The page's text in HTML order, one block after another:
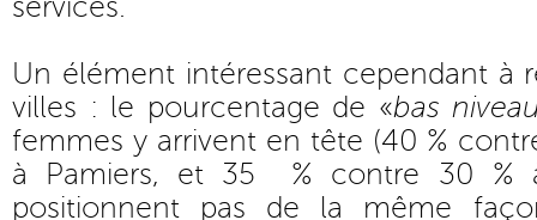
services.
Un élément intéressant cependant à
villes : le pourcentage de «bas
femmes y arrivent en tête (40 %
à Pamiers, et 35 % contre 30 %
positionnent pas de la même